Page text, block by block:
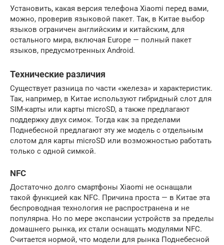
Установить, какая версия телефона Xiaomi перед вами,
можно, проверив языковой пакет. Так, в Китае выбор
языков ограничен английским и китайским, для
остального мира, включая Europe — полный пакет
языков, предусмотренных Android.
Технические различия
Существует разница по части «железа» и характеристик.
Так, например, в Китае используют гибридный слот для
SIM-карты или карты microSD, а также предлагают
поддержку двух симок. Тогда как за пределами
Поднебесной предлагают эту же модель с отдельным
слотом для карты microSD или возможностью работать
только с одной симкой.
NFC
Достаточно долго смартфоны Xiaomi не оснащали
такой функцией как NFC. Причина проста — в Китае эта
беспроводная технология не распространена и не
популярна. Но по мере экспансии устройств за пределы
домашнего рынка, их стали оснащать модулями NFC.
Считается нормой, что модели для рынка Поднебесной